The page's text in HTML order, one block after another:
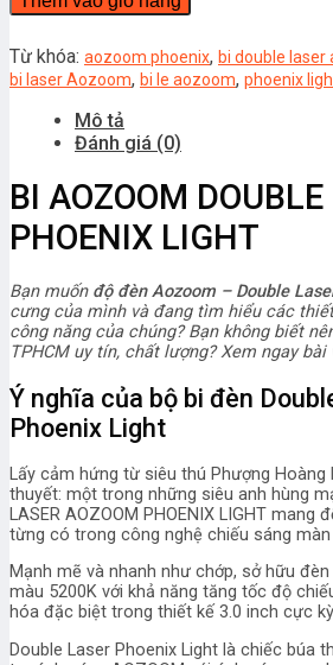
Aozoom
LIGHT
số
Từ khóa: aozoom phoenix, bi double
bi laser Aozoom, bi le aozoom, phoenix
Mô tả
Đánh giá (0)
BI AOZOOM
PHOENIX LIGHT
Bạn muốn độ đèn Aozoom – Double
cưng của mình và đang tìm hiểu các
công năng của chúng? Bạn không biết
TPHCM uy tín, chất lượng? Xem ngay
Ý nghĩa của bộ bi đèn
Phoenix Light
Lấy cảm hứng từ siêu thú Phượng
thuyết: một trong những siêu anh hùng
LASER AOZOOM PHOENIX LIGHT mang
từng có trong công nghệ chiếu sáng màn
Mạnh mẽ và nhanh như chớp, sở hữu
màu 5200K với khả năng tăng tốc độ
hóa đặc biệt trong thiết kế 3.0 inch cực
Double Laser Phoenix Light là chiếc búa